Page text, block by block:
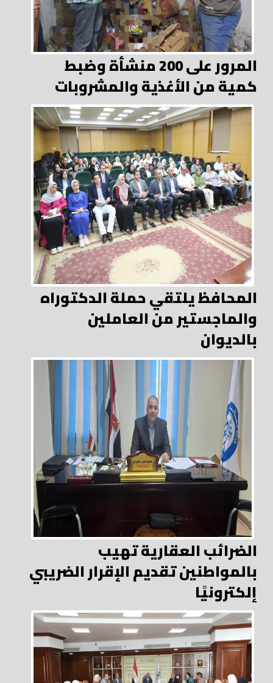
المرور على 200 منشأة وضبط
كمية من الأغذية والمشروبات
المحافظ يلتقي حملة الدكتوراه
والماجستير من العاملين
بالديوان
الضرائب العقارية تهيب
بالمواطنين تقديم الإقرار الضريبي
إلكترونيًا